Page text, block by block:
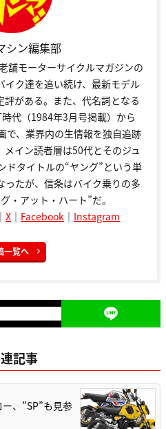
シン編集部
舗モーターサイクルマガジンの
ク達を追い続け、最新モデル
評がある。また、代名詞となる
代（1984年3月号掲載）から
で、業界内の生情報を独自追跡
イン読者層は50代とそのジュ
ドタイトルの“ヤング”という単
たが、信条はバイク乗りの多
・アット・ハート”だ。
｜ X ｜ Facebook ｜ Instagram
一覧へ
記事
、”SP”も見参